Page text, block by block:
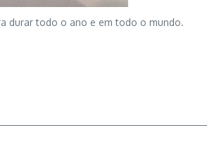
durar todo o ano e em todo o mundo.